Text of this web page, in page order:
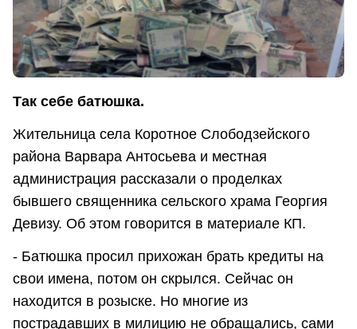
Так себе батюшка.
Жительница села Коротное Слободзейского
района Варвара Антосьева и местная
администрация рассказали о проделках
бывшего священника сельского храма Георгия
Девизу. Об этом говорится в материале КП.
- Батюшка просил прихожан брать кредиты на
свои имена, потом он скрылся. Сейчас он
находится в розыске. Но многие из
пострадавших в милицию не обращались, сами